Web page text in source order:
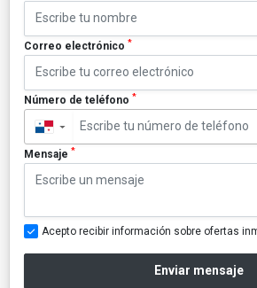
Correo electrónico *
Número de teléfono *
▼
Mensaje *
Acepto recibir información sobre ofertas
Enviar mensaje